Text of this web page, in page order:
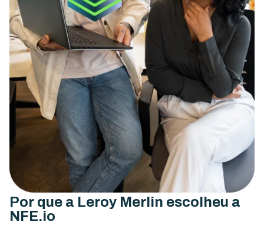
Por que a Leroy Merlin escolheu a
NFE.io